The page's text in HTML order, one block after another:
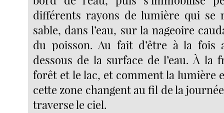
différents rayons de lumière qui se
sable, dans l’eau, sur la nageoire
du poisson. Au fait d’être à la fois
dessous de la surface de l’eau. À la
forêt et le lac, et comment la lumière
cette zone changent au fil de la
traverse le ciel.